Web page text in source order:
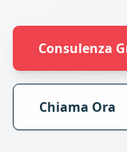
Consulenza
Chiama Ora